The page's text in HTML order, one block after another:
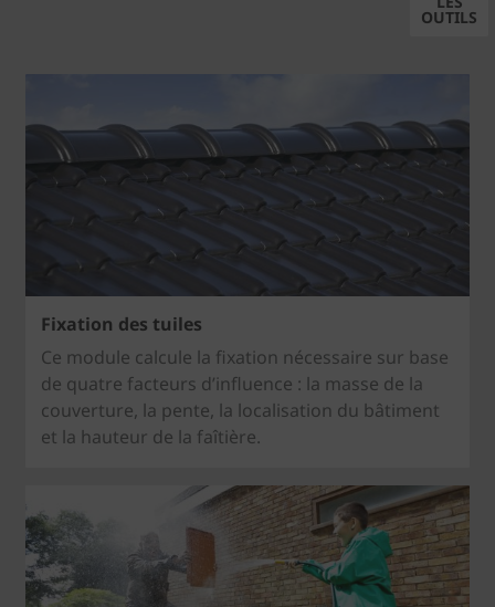
OUTILS
Fixation des tuiles
Ce module calcule la fixation nécessaire sur base
de quatre facteurs d’influence : la masse de la
couverture, la pente, la localisation du bâtiment
et la hauteur de la faîtière.